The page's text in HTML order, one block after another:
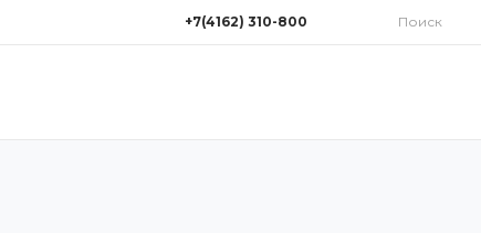
+7(4162) 310-800 Поиск